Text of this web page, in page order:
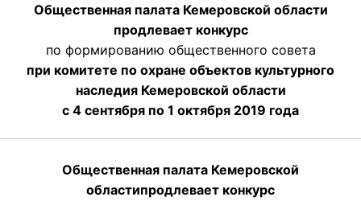
Общественная палата Кемеровской области
продлевает конкурс
по формированию общественного совета
при комитете по охране объектов культурного
наследия Кемеровской области
с 4 сентября по 1 октября 2019 года
Общественная палата Кемеровской
областипродлевает конкурс